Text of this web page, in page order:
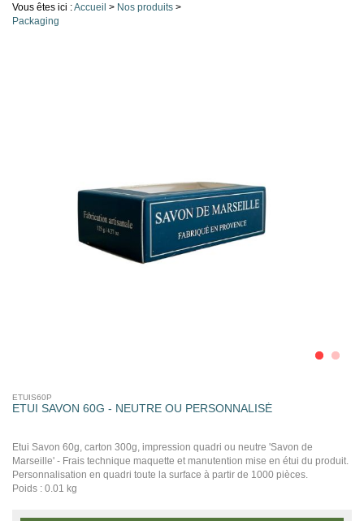
Vous êtes ici :Accueil > Nos produits >
Packaging
ETUIS60P
ETUI SAVON 60G - NEUTRE OU PERSONNALISÉ
Etui Savon 60g, carton 300g, impression quadri ou neutre 'Savon de
Marseille' - Frais technique maquette et manutention mise en étui du produit.
Personnalisation en quadri toute la surface à partir de 1000 pièces.
Poids : 0.01 kg